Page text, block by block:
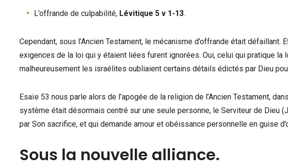
L’offrande de culpabilité, Lévitique 5 v 1-13.
Cependant, sous l’Ancien Testament, le mécanisme d’offrande était
exigences de la loi qui y étaient liées furent ignorées. Oui, celui qui pratique la
malheureusement les israélites oubliaient certains détails édictés par Dieu
Esaïe 53 nous parle alors de l’apogée de la religion de l’Ancien Testament,
système était désormais centré sur une seule personne, le Serviteur de Dieu
par Son sacrifice, et qui demande amour et obéissance personnelle en guise
Sous la nouvelle alliance.